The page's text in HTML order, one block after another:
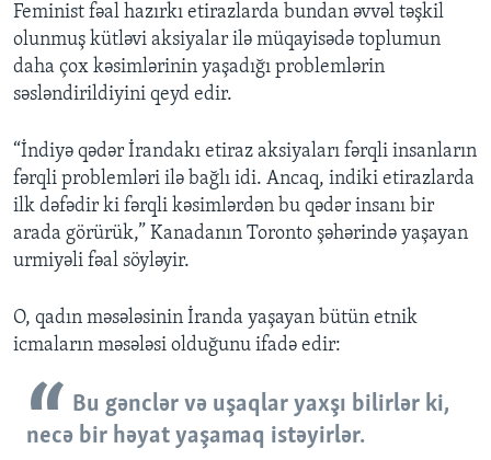
Feminist fəal hazırkı etirazlarda bundan əvvəl təşkil
olunmuş kütləvi aksiyalar ilə müqayisədə toplumun
daha çox kəsimlərinin yaşadığı problemlərin
səsləndirildiyini qeyd edir.
“İndiyə qədər İrandakı etiraz aksiyaları fərqli insanların
fərqli problemləri ilə bağlı idi. Ancaq, indiki etirazlarda
ilk dəfədir ki fərqli kəsimlərdən bu qədər insanı bir
arada görürük,” Kanadanın Toronto şəhərində yaşayan
urmiyəli fəal söyləyir.
O, qadın məsələsinin İranda yaşayan bütün etnik
icmaların məsələsi olduğunu ifadə edir:
Bu gənclər və uşaqlar yaxşı bilirlər ki,
necə bir həyat yaşamaq istəyirlər.